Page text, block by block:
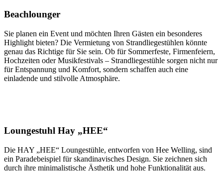
Beachlounger
Sie planen ein Event und möchten Ihren Gästen ein besonderes
Highlight bieten? Die Vermietung von Strandliegestühlen könnte
genau das Richtige für Sie sein. Ob für Sommerfeste, Firmenfeiern,
Hochzeiten oder Musikfestivals – Strandliegestühle sorgen nicht nur
für Entspannung und Komfort, sondern schaffen auch eine
einladende und stilvolle Atmosphäre.
Loungestuhl Hay „HEE“
Die HAY „HEE“ Loungestühle, entworfen von Hee Welling, sind
ein Paradebeispiel für skandinavisches Design. Sie zeichnen sich
durch ihre minimalistische Ästhetik und hohe Funktionalität aus.